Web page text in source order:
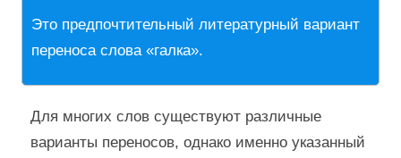
Это предпочтительный литературный вариант
переноса слова «галка».
Для многих слов существуют различные
варианты переносов, однако именно указанный